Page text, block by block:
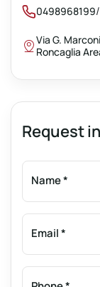
0498968199/
Via G.
Roncaglia
Request
Name*
Email*